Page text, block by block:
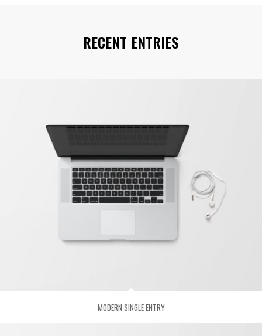
RECENT ENTRIES
MODERN SINGLE ENTRY